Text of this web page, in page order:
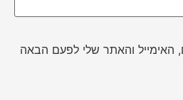
והאתר שלי לפעם הבאה